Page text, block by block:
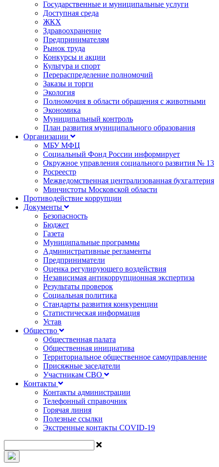
Государственные и муниципальные услуги
Доступная среда
ЖКХ
Здравоохранение
Предпринимателям
Рынок труда
Конкурсы и акции
Культура и спорт
Перераспределение полномочий
Заказы и торги
Экология
Полномочия в области обращения с животными
Экономика
Муниципальный контроль
План развития муниципального образования
Организации
МБУ МФЦ
Социальный Фонд России информирует
Окружное управления социального развития № 13
Росреестр
Межведомственная централизованная бухгалтерия
Минчистоты Московской области
Противодействие коррупции
Документы
Безопасность
Бюджет
Газета
Муниципальные программы
Административные регламенты
Предприниматели
Оценка регулирующего воздействия
Независимая антикоррупционная экспертиза
Результаты проверок
Социальная политика
Стандарты развития конкуренции
Статистическая информация
Устав
Общество
Общественная палата
Общественная инициатива
Территориальное общественное самоуправление
Присяжные заседатели
Участникам СВО
Контакты
Контакты администрации
Телефонный справочник
Горячая линия
Полезные ссылки
Экстренные контакты COVID-19